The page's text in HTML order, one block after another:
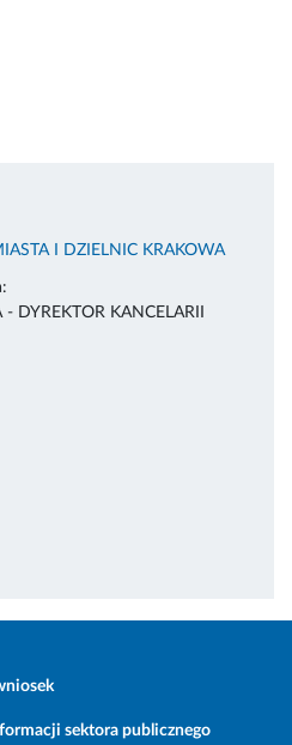
I DZIELNIC KRAKOWA
DYREKTOR KANCELARII
sektora publicznego